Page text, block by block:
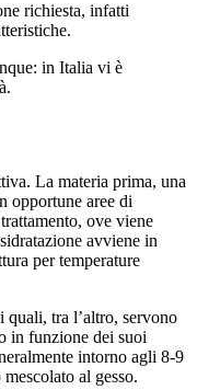
richiesta, infatti
in Italia vi è
La materia prima, una
opportune aree di
ove viene
avviene in
per temperature
tra l’altro, servono
in funzione dei suoi
intorno agli 8-9
al gesso.